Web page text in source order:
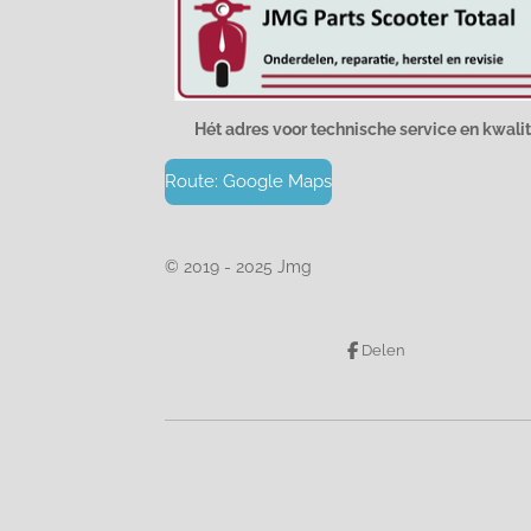
Hét adres voor technische service en
Route: Google Maps
© 2019 - 2025 Jmg
Delen